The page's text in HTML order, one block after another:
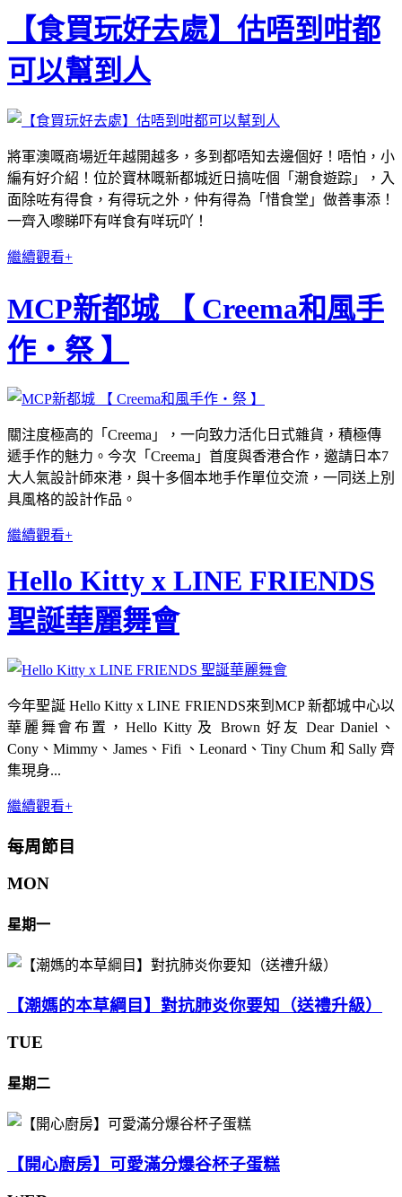
【食買玩好去處】估唔到咁都
可以幫到人
將軍澳嘅商場近年越開越多，多到都唔知去邊個好！唔怕，小
編有好介紹！位於寶林嘅新都城近日搞咗個
「潮食遊踪」，入
面除咗有得食，有得玩之外，仲有得為「惜食堂」做善事添！
一齊入嚟睇吓有咩食有咩玩吖！
繼續觀看+
MCP新都城 【 Creema和風手
作・祭 】
關注度極高的「Creema」，一向致力活化日式雜貨，積極傳
遞手作的魅力。 今次「Creema」首度與香港合作，邀請日本7
大人氣設計師來港，與十多個本地手作單位交流，一同送上別
具風格的設計作品。
繼續觀看+
Hello Kitty x LINE FRIENDS
聖誕華麗舞會
今年聖誕 Hello Kitty x LINE FRIENDS來到MCP 新都城中心以
華麗舞會布置，Hello Kitty 及 Brown 好友 Dear Daniel、
Cony、Mimmy、James、Fifi 、Leonard、Tiny Chum 和 Sally 齊
集現身...
繼續觀看+
每周節目
MON
星期一
【潮媽的本草綱目】對抗肺炎你要知（送禮升級）
TUE
星期二
【開心廚房】可愛滿分爆谷杯子蛋糕